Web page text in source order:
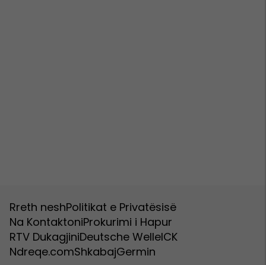
Rreth neshPolitikat e Privatësisë
Na KontaktoniProkurimi i Hapur
RTV DukagjiniDeutsche WelleICK
Ndreqe.comShkabajGermin